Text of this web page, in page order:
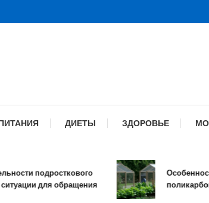
ДИЕТЫ ЗДОРОВЬЕ
подросткового
для обращения